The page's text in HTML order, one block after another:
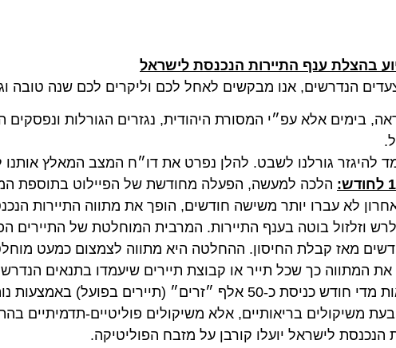
ענף התיירות הנכנסת לישראל
הנדרשים, אנו מבקשים לאחל לכם וליקרים לכם שנה טובה
בימים אלא עפ״י המסורת היהודית, נגזרים הגורלות ונפסקים
גורלנו לשבט. להלן נפרט את דו״ח המצב המאלץ אותנו
הלכה למעשה, הפעלה מחודשת של הפיילוט בתוספת
לא עברו יותר משישה חודשים, הופך את מתווה התיירות
בוטה בענף התיירות. המרבית המוחלטת של התיירים
מאז קבלת החיסון. ההחלטה היא מתווה לצמצום כמעט מוחלט
כך שכל תייר או קבוצת תיירים שיעמדו בתנאים הנדרשים,
במקביל מאשר משרד הבריאות מדי חודש כניסת כ-50 אלף ״זרים״
משיקולים בריאותיים, אלא משיקולים פוליטיים-תדמיתיים
לישראל יועלו קורבן על מזבח הפוליטיקה.